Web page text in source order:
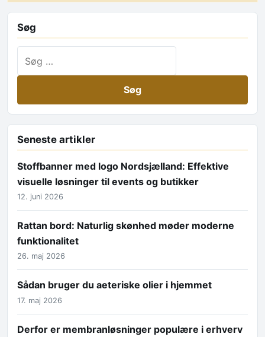
Søg
Seneste artikler
Stoffbanner med logo Nordsjælland: Effektive
visuelle løsninger til events og butikker
12. juni 2026
Rattan bord: Naturlig skønhed møder moderne
funktionalitet
26. maj 2026
Sådan bruger du aeteriske olier i hjemmet
17. maj 2026
Derfor er membranløsninger populære i erhverv